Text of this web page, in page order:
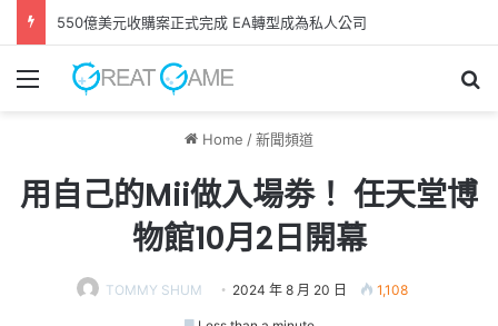
GAME FREAK全新作品《 轉世之獸 》 遊戲今日正式發售！
Menu
Home /新聞頻道
用自己的Mii做入場劵！ 任天堂博
物館10月2日開幕
TOMMY SHUM 2024 年 8 月 20 日 1,108